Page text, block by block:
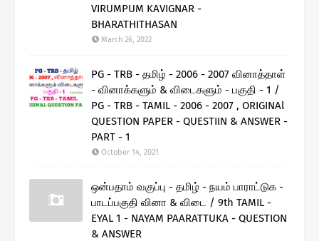
VIRUMPUM KAVIGNAR -
BHARATHITHASAN
March 26, 2022
PG - TRB - தமிழ் - 2006 - 2007 வினாத்தாள்
- வினாக்களும் & விடைகளும் - பகுதி - 1 /
PG - TRB - TAMIL - 2006 - 2007 , ORIGINAl
QUESTION PAPER - QUESTIIN & ANSWER -
PART - 1
October 14, 2021
ஒன்பதாம் வகுப்பு - தமிழ் - நயம் பாராட்டுக -
பாடப்பகுதி வினா & விடை / 9th TAMIL -
EYAL 1 - NAYAM PAARATTUKA - QUESTION
& ANSWER